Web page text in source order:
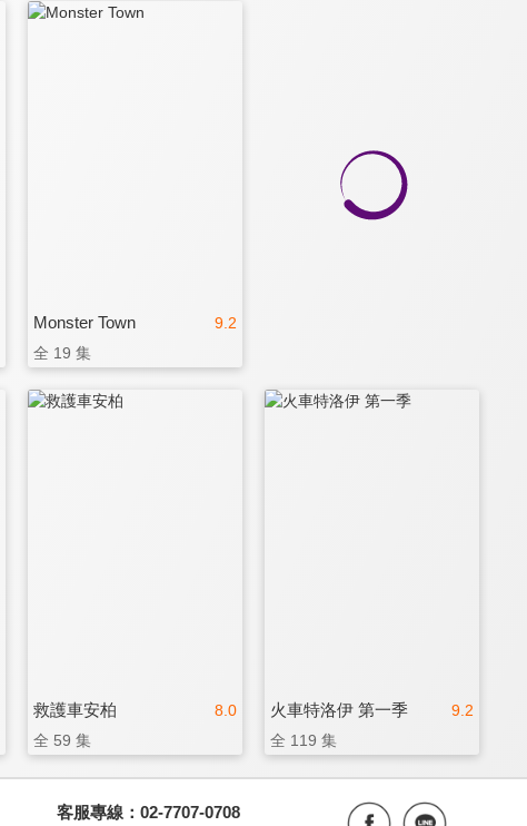
9.2
Monster Town
全 19 集
8.0
救護車安柏
全 59 集
9.2
火車特洛伊 第一季
全 119 集
客服專線：02-7707-0708